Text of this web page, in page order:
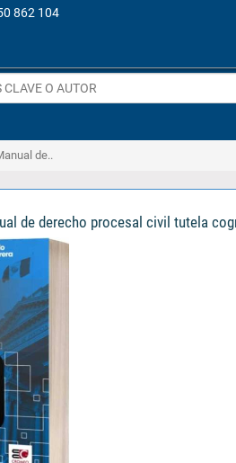
862 104
de..
de derecho procesal civil tutela